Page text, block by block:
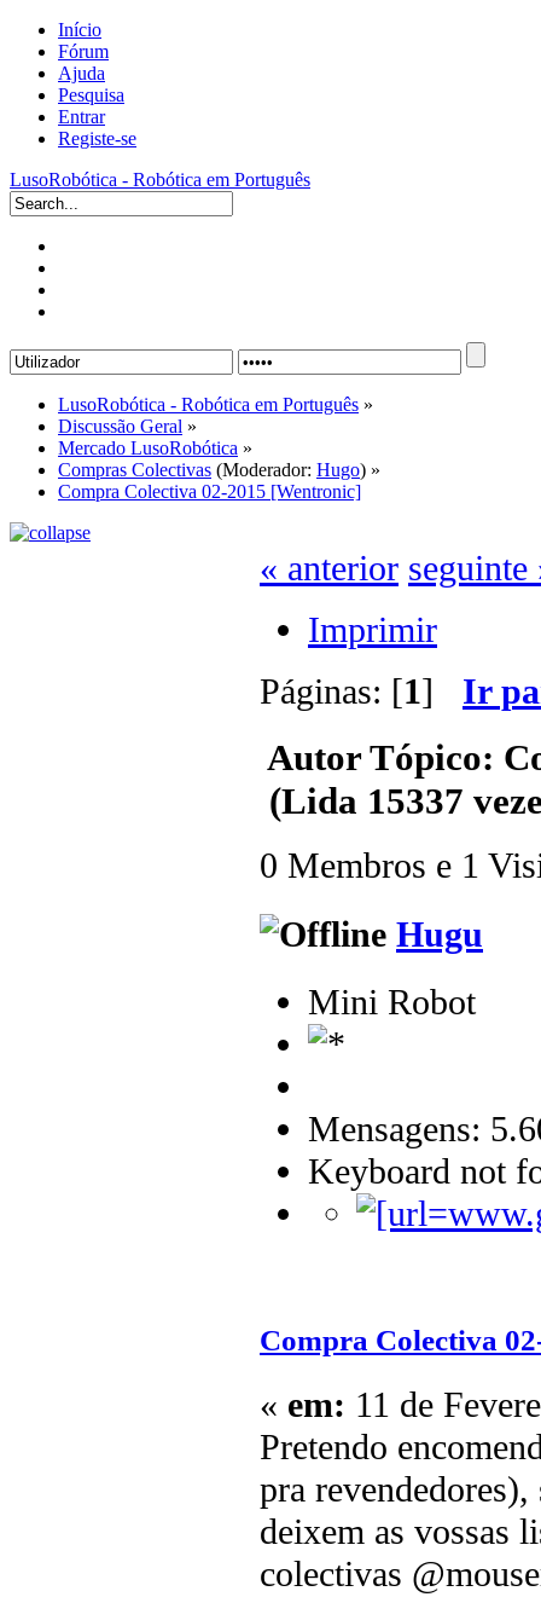
Início
Fórum
Ajuda
Pesquisa
Entrar
Registe-se
LusoRobótica - Robótica em Português
LusoRobótica - Robótica em Português »
Discussão Geral »
Mercado LusoRobótica »
Compras Colectivas (Moderador: Hugo) »
Compra Colectiva 02-2015 [Wentronic]
« anterior seguinte
Imprimir
Páginas: [1] Ir
AutorTópico:
(Lida 15337
0 Membros e 1
Hugu
Mini Robot
Mensagens:
Keyboard not
Compra Colectiva
« em: 11 de
Pretendo
pra
deixem as vossas
colectivas